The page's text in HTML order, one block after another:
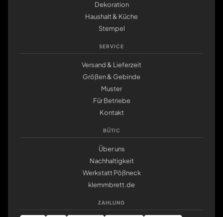
Dekoration
Haushalt & Küche
Stempel
SERVICE
Versand & Lieferzeit
Größen & Gebinde
Muster
Für Betriebe
Kontakt
BÜTIC
Über uns
Nachhaltigkeit
Werkstatt Pößneck
klemmbrett.de
ZAHLUNG